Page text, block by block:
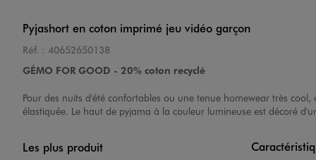
Pyjashort en coton imprimé jeu vidéo garçon
Réf. : 40652650138
GÉMO FOR GOOD - 20% coton recyclé
Pour des nuits d'été confortables ou une tenue homewear très cool,
élastiquée. Le haut de pyjama à la couleur lumineuse est décoré
Les plus produit